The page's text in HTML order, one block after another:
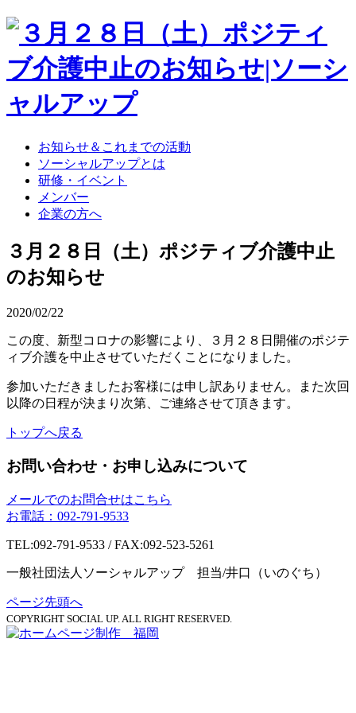
お知らせ＆これまでの活動
ソーシャルアップとは
研修・イベント
メンバー
企業の方へ
３月２８日（土）ポジティブ介護中止
のお知らせ
2020/02/22
この度、新型コロナの影響により、３月２８日開催のポジテ
ィブ介護を中止させていただくことになりました。
参加いただきましたお客様には申し訳ありません。また次回
以降の日程が決まり次第、ご連絡させて頂きます。
トップへ戻る
お問い合わせ・お申し込みについて
メールでのお問合せはこちら
お電話：092-791-9533
TEL:092-791-9533 / FAX:092-523-5261
一般社団法人ソーシャルアップ 担当/井口（いのぐち）
ページ先頭へ
COPYRIGHT SOCIAL UP. ALL RIGHT RESERVED.